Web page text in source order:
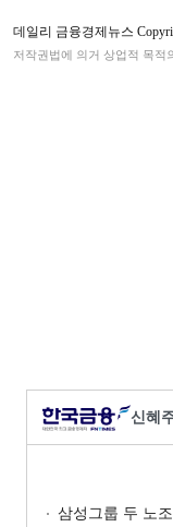
데일리 금융경제뉴스
저작권법에 의거 상업적 목적
신혜
삼성그룹 두 노조 이야